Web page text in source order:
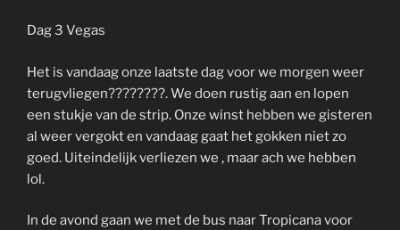
Dag 3 Vegas
Het is vandaag onze laatste dag voor we morgen weer
terugvliegen????????. We doen rustig aan en lopen
een stukje van de strip. Onze winst hebben we gisteren
al weer vergokt en vandaag gaat het gokken niet zo
goed. Uiteindelijk verliezen we , maar ach we hebben
lol.
In de avond gaan we met de bus naar Tropicana voor